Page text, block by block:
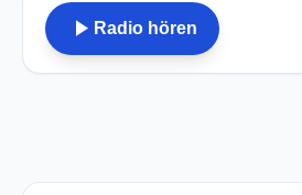
play_arrow Radio hören